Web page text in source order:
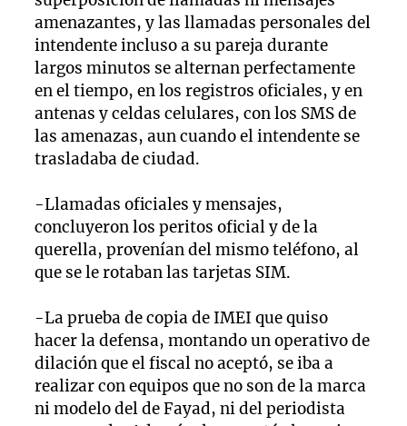
amenazantes, y las llamadas personales del
intendente incluso a su pareja durante
largos minutos se alternan perfectamente
en el tiempo, en los registros oficiales, y en
antenas y celdas celulares, con los SMS de
las amenazas, aun cuando el intendente se
trasladaba de ciudad.
-Llamadas oficiales y mensajes,
concluyeron los peritos oficial y de la
querella, provenían del mismo teléfono, al
que se le rotaban las tarjetas SIM.
-La prueba de copia de IMEI que quiso
hacer la defensa, montando un operativo de
dilación que el fiscal no aceptó, se iba a
realizar con equipos que no son de la marca
ni modelo del de Fayad, ni del periodista